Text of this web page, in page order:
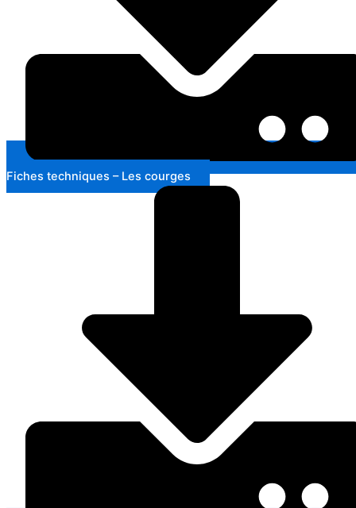
Fiches techniques – Les courges